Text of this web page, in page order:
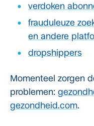
verdoken
frauduleuze
en andere
dropshippers
Momenteel zorgen
problemen:
gezondheid.com.